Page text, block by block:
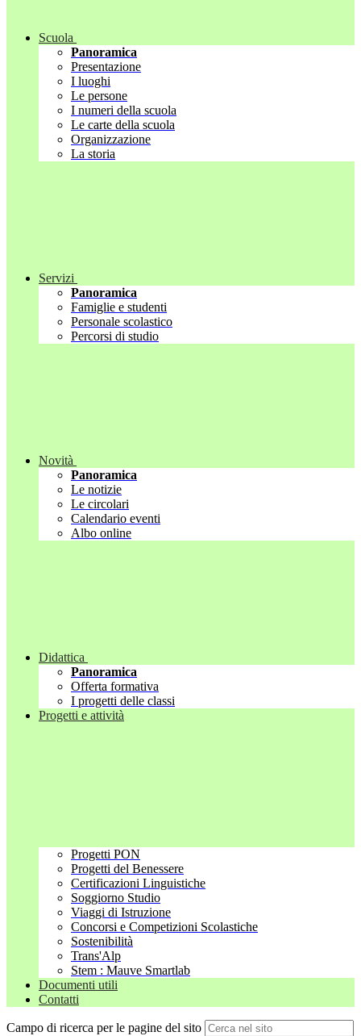
Scuola
Panoramica
Presentazione
I luoghi
Le persone
I numeri della scuola
Le carte della scuola
Organizzazione
La storia
Servizi
Panoramica
Famiglie e studenti
Personale scolastico
Percorsi di studio
Novità
Panoramica
Le notizie
Le circolari
Calendario eventi
Albo online
Didattica
Panoramica
Offerta formativa
I progetti delle classi
Progetti e attività
Progetti PON
Progetti del Benessere
Certificazioni Linguistiche
Soggiorno Studio
Viaggi di Istruzione
Concorsi e Competizioni Scolastiche
Sostenibilità
Trans'Alp
Stem : Mauve Smartlab
Documenti utili
Contatti
Campo di ricerca per le pagine del sito